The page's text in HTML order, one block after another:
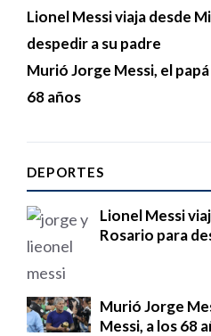
Lionel Messi viaja desde
despedir a su padre
Murió Jorge Messi, el
68 años
DEPORTES
Lionel Messi
Rosario para
Murió Jorge
Messi, a los 68